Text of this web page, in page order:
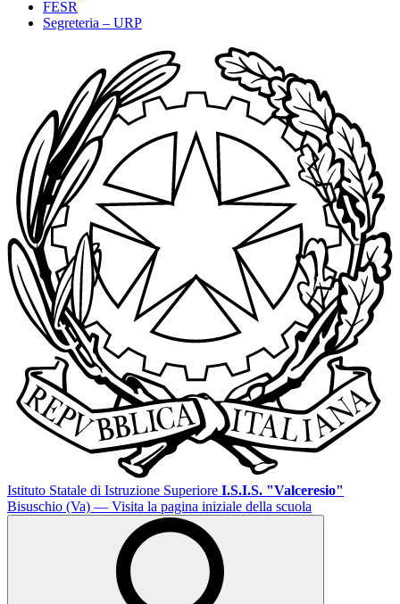
FESR
Segreteria – URP
Istituto Statale di Istruzione Superiore I.S.I.S. "Valceresio"
Bisuschio (Va) — Visita la pagina iniziale della scuola